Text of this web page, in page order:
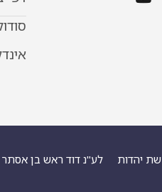
יהדות לע"נ דוד ראש בן אסתר